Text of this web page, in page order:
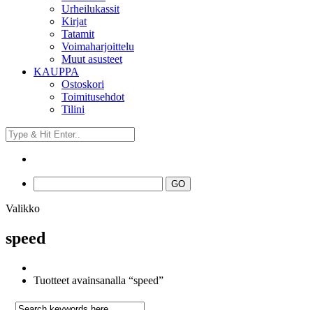
Urheilukassit
Kirjat
Tatamit
Voimaharjoittelu
Muut asusteet
KAUPPA
Ostoskori
Toimitusehdot
Tilini
Valikko
speed
Tuotteet avainsanalla “speed”